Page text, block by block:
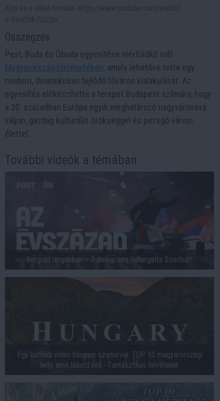
Összegzés
Pest, Buda és Óbuda egyesítése mérföldkő volt
Magyarország történetében, amely lehetővé tette egy
modern, dinamikusan fejlődő főváros kialakulását. Az
egyesítés előkészítette a terepet Budapest számára, hogy
a 20. században Európa egyik meghatározó nagyvárosává
váljon, gazdag kulturális örökséggel és pezsgő városi
élettel.
További videók a témában
Belgrád lángokban – 3 dolog, ami felforgatta Szerbiát!
Egy külföldi videó blogger szemével: TOP 10 magyarországi
hely, amit látnod kell - Fantasztikus felvételek